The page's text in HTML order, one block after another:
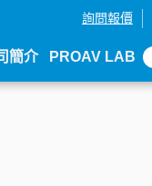
詢問報價
簡介 PROAV LAB